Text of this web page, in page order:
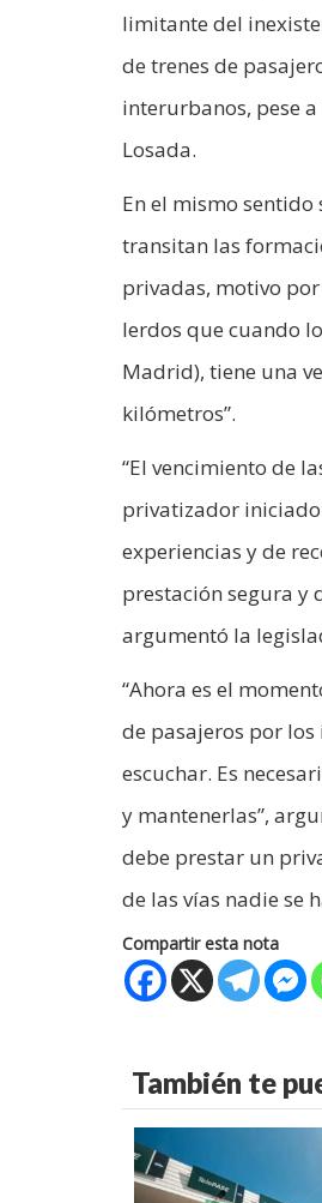
limitante del
de trenes de
interurbanos, pese
Losada.
En el mismo
transitan las
privadas, motivo
lerdos que cuando
Madrid), tiene una
kilómetros”.
“El vencimiento de
privatizador
experiencias y de
prestación segura y
argumentó la
“Ahora es el
de pasajeros por
escuchar. Es
y mantenerlas”,
debe prestar un
de las vías nadie se
Compartir esta nota
También te